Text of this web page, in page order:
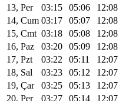
13, Per
03:15 05:06 12:08
14, Cum 03:17 05:07 12:08
15, Cmt 03:18 05:08 12:08
16, Paz
03:20 05:09 12:08
17, Pzt
03:22 05:11 12:07
18, Sal
03:23 05:12 12:07
19, Çar
03:25 05:13 12:07
20, Per
03:27 05:14 12:07